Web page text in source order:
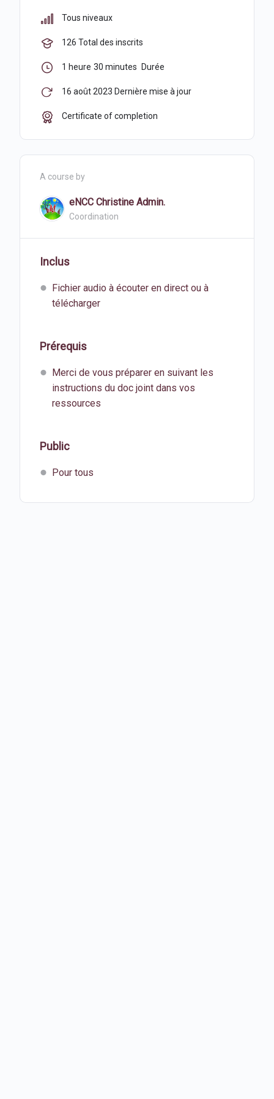
Tous niveaux
126 Total des inscrits
1 heure 30 minutes Durée
16 août 2023 Dernière mise à jour
Certificate of completion
A course by
eNCC Christine Admin.
Coordination
Inclus
Fichier audio à écouter en direct ou à
télécharger
Prérequis
Merci de vous préparer en suivant les
instructions du doc joint dans vos
ressources
Public
Pour tous